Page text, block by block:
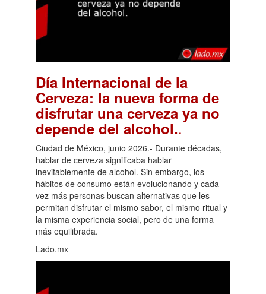
Día Internacional de la
Cerveza: la nueva forma de
disfrutar una cerveza ya no
depende del alcohol..
Ciudad de México, junio 2026.- Durante décadas,
hablar de cerveza significaba hablar
inevitablemente de alcohol. Sin embargo, los
hábitos de consumo están evolucionando y cada
vez más personas buscan alternativas que les
permitan disfrutar el mismo sabor, el mismo ritual y
la misma experiencia social, pero de una forma
más equilibrada.
Lado.mx